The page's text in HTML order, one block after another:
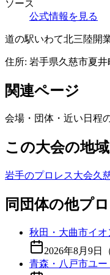
ソース
公式情報を見る
道の駅いわて北三陸開
住所: 岩手県久慈市夏井
関連ページ
会場・団体・近い日程
この大会の地
岩手のプロレス大会久
同団体の他プ
秋田・大曲市イオ
2026年8月9日
青森・八戸市ユー